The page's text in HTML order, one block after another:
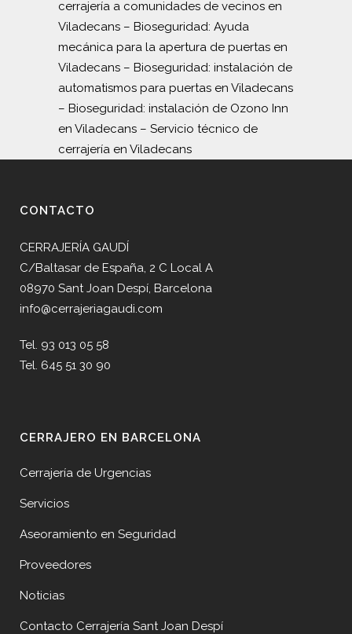
cerrajería a comunidades de vecinos en
Viladecans – Bioseguridad: Ayuda
mecánica para la apertura de puertas en
Viladecans – Bioseguridad: instalación de
automatismos para puertas en Viladecans
– Bioseguridad: instalación de Ozono Inn
en Viladecans – Servicio técnico de
cerrajería en Viladecans
CONTACTO
CERRAJERÍA GAUDÍ
C/Baltasar de España, 2 C Local A
08970 Sant Joan Despí, Barcelona
info@cerrajeriagaudi.com
Tel. 93 013 05 58
Tel. 645 51 30 90
CERRAJERO EN BARCELONA
Cerrajería de Urgencias
Servicios
Aseoramiento en Seguridad
Proveedores
Noticias
Contacto Cerrajería Sant Joan Despí